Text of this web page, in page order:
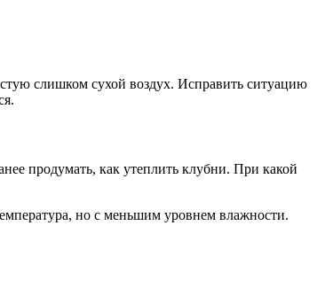
слишком сухой воздух. Исправить ситуацию
продумать, как утеплить клубни. При какой
но с меньшим уровнем влажности.